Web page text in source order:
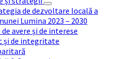
de dezvoltare locală a
Lumina 2023 – 2030
avere și de interese
și de integritate